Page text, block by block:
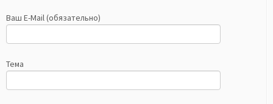
Ваш E-Mail (обязательно)
Тема